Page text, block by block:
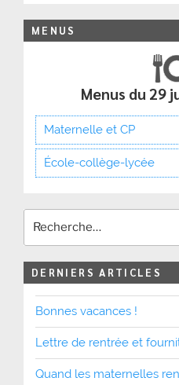
MENUS
Menus du 29
Maternelle et CP
École-collège-lycée
DERNIERS ARTICLES
Bonnes vacances !
Lettre de rentrée et
Quand les maternelles